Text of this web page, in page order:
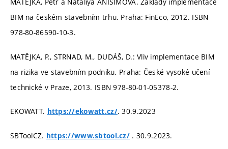
BIM na českém stavebním trhu. Praha: FinEco, 2012. ISBN
978-80-86590-10-3.
MATĚJKA, P., STRNAD, M., DUDÁŠ, D.: Vliv implementace BIM
na rizika ve stavebním podniku. Praha: České vysoké učení
technické v Praze, 2013. ISBN 978-80-01-05378-2.
EKOWATT. https://ekowatt.cz/. 30.9.2023
SBToolCZ. https://www.sbtool.cz/. 30.9.2023.